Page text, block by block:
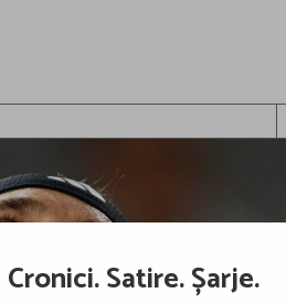
Satire. Șarje.